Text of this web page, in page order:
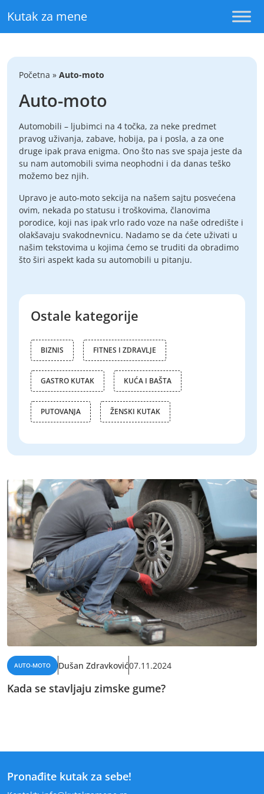
Kutak za mene
Početna » Auto-moto
Auto-moto
Automobili – ljubimci na 4 točka, za neke predmet
pravog uživanja, zabave, hobija, pa i posla, a za one
druge ipak prava enigma. Ono što nas sve spaja jeste da
su nam automobili svima neophodni i da danas teško
možemo bez njih.
Upravo je auto-moto sekcija na našem sajtu posvećena
ovim, nekada po statusu i troškovima, članovima
porodice, koji nas ipak vrlo rado voze na naše odredište i
olakšavaju svakodnevnicu. Nadamo se da ćete uživati u
našim tekstovima u kojima ćemo se truditi da obradimo
što širi aspekt kada su automobili u pitanju.
Ostale kategorije
BIZNIS FITNES I ZDRAVLJE
GASTRO KUTAK KUĆA I BAŠTA
PUTOVANJA ŽENSKI KUTAK
AUTO-MOTO Dušan Zdravković07.11.2024
Kada se stavljaju zimske gume?
Pronađite kutak za sebe!